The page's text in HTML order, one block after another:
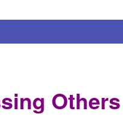
Others